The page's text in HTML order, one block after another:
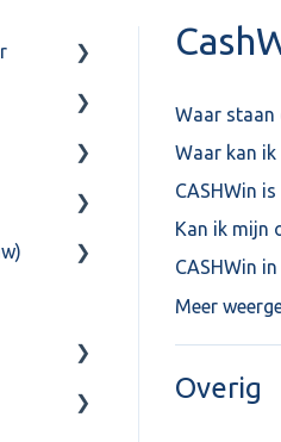
Waar staan
Waar kan ik
CASHWin
Kan ik mijn
CASHWin
Meer
Overig